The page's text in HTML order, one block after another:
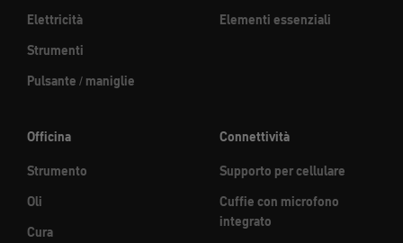
Elettricità
Strumenti
Pulsante / maniglie
Elementi essenziali
Officina
Strumento
Oli
Cura
Connettività
Supporto per cellulare
Cuffie con microfono
integrato